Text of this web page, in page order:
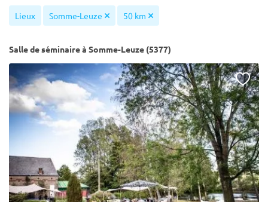
Lieux Somme-Leuze 50 km
Salle de séminaire à Somme-Leuze (5377)